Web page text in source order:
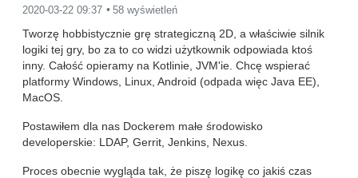
2020-03-22 09:37 58 wyświetleń
Tworzę hobbistycznie grę strategiczną 2D, a właściwie silnik
logiki tej gry, bo za to co widzi użytkownik odpowiada ktoś
inny. Całość opieramy na Kotlinie, JVM'ie. Chcę wspierać
platformy Windows, Linux, Android (odpada więc Java EE),
MacOS.
Postawiłem dla nas Dockerem małe środowisko
developerskie: LDAP, Gerrit, Jenkins, Nexus.
Proces obecnie wygląda tak, że piszę logikę co jakiś czas